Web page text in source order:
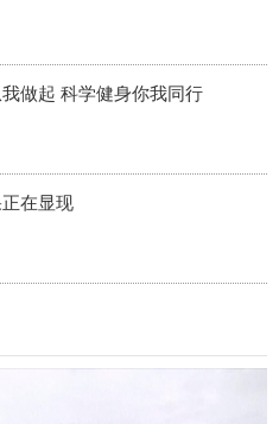
做起 科学健身你我同行
在显现